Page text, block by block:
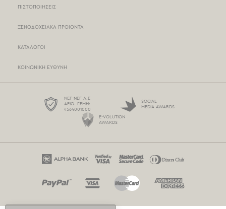
ΠΡΟΣΤΑΣΙΑ ΠΡΟΣΩΠΙΚΩΝ ΔΕΔΟΜΕΝΩΝ
ΠΙΣΤΟΠΟΙΗΣΕΙΣ
ΞΕΝΟΔΟΧΕΙΑΚΑ ΠΡΟΙΟΝΤΑ
ΚΑΤΑΛΟΓΟΙ
ΚΟΙΝΩΝΙΚΗ ΕΥΘΥΝΗ
NEF-NEF Α.Ε
ΑΡΙΘ. ΓΕΜΗ:
4564001000
SOCIAL
MEDIA AWARDS
E-VOLUTION
AWARDS